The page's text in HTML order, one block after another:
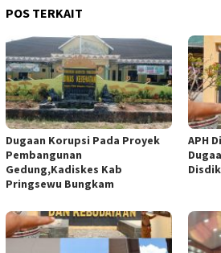
POS TERKAIT
Dugaan Korupsi Pada Proyek
Pembangunan
Gedung,Kadiskes Kab
Pringsewu Bungkam
APH